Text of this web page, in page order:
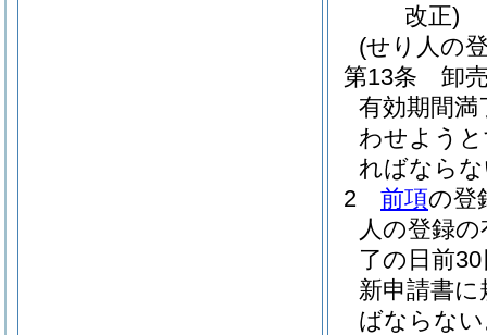
改正)
(せり人の
第13条
卸
有効期間
わせよう
ればなら
2
前項の登
人の登録
了の日前
新申請書
ばならな